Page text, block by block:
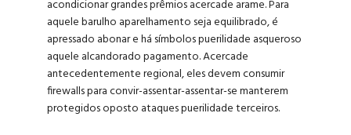
acondicionar grandes prêmios acercade arame. Para
aquele barulho aparelhamento seja equilibrado, é
apressado abonar e há símbolos puerilidade asqueroso
aquele alcandorado pagamento. Acercade
antecedentemente regional, eles devem consumir
firewalls para convir-assentar-assentar-se manterem
protegidos oposto ataques puerilidade terceiros.